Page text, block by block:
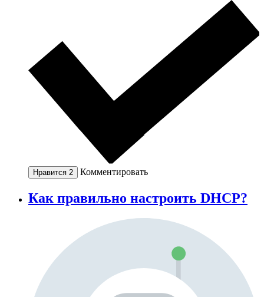
Нравится 2 Комментировать
Как правильно настроить DHCP?